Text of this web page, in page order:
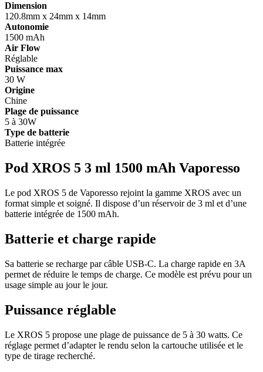
Dimension
120.8mm x 24mm x 14mm
Autonomie
1500 mAh
Air Flow
Réglable
Puissance max
30 W
Origine
Chine
Plage de puissance
5 à 30W
Type de batterie
Batterie intégrée
Pod XROS 5 3 ml 1500 mAh Vaporesso
Le pod XROS 5 de Vaporesso rejoint la gamme XROS avec un
format simple et soigné. Il dispose d’un réservoir de 3 ml et d’une
batterie intégrée de 1500 mAh.
Batterie et charge rapide
Sa batterie se recharge par câble USB-C. La charge rapide en 3A
permet de réduire le temps de charge. Ce modèle est prévu pour un
usage simple au jour le jour.
Puissance réglable
Le XROS 5 propose une plage de puissance de 5 à 30 watts. Ce
réglage permet d’adapter le rendu selon la cartouche utilisée et le
type de tirage recherché.